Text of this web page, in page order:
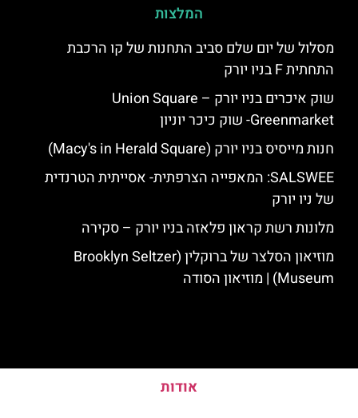
המלצות
מסלול של יום שלם סביב התחנות של קו הרכבת
התחתית F בניו יורק
שוק איכרים בניו יורק – Union Square
Greenmarket- שוק כיכר יוניון
חנות מייסיס בניו יורק (Macy's in Herald Square)
SALSWEE: המאפייה הצרפתית- אסייתית הטרנדית
של ניו יורק
מלונות רשת קראון פלאזה בניו יורק – סקירה
מוזיאון הסלצר של ברוקלין (Brooklyn Seltzer
Museum) | מוזיאון הסודה
אודות